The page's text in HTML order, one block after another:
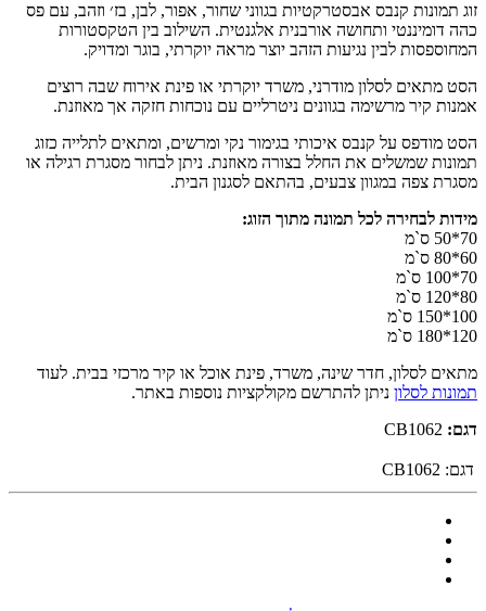
זוג תמונות קנבס אבסטרקטיות בגווני שחור, אפור, לבן, בז׳ וזהב, עם פס
כהה דומיננטי ותחושה אורבנית אלגנטית. השילוב בין הטקסטורות
המחוספסות לבין נגיעות הזהב יוצר מראה יוקרתי, בוגר ומדויק.
הסט מתאים לסלון מודרני, משרד יוקרתי או פינת אירוח שבה רוצים
אמנות קיר מרשימה בגוונים ניטרליים עם נוכחות חזקה אך מאוזנת.
הסט מודפס על קנבס איכותי בגימור נקי ומרשים, ומתאים לתלייה כזוג
תמונות שמשלים את החלל בצורה מאוזנת. ניתן לבחור מסגרת רגילה או
מסגרת צפה במגוון צבעים, בהתאם לסגנון הבית.
מידות לבחירה לכל תמונה מתוך הזוג:
70*50 ס`מ
60*80 ס`מ
70*100 ס`מ
80*120 ס`מ
100*150 ס`מ
120*180 ס`מ
מתאים לסלון, חדר שינה, משרד, פינת אוכל או קיר מרכזי בבית. לעוד
תמונות לסלון ניתן להתרשם מקולקציות נוספות באתר.
דגם:
דגם: CB1062